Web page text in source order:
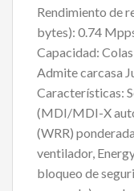
Rendimiento de
bytes): 0.74
Capacidad:
Admite carcasa
Características:
(MDI/MDI-X
(WRR)
ventilador,
bloqueo de